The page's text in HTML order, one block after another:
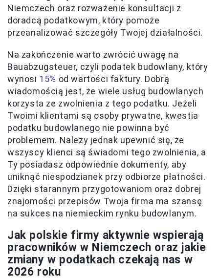
Niemczech oraz rozważenie konsultacji z
doradcą podatkowym, który pomoże
przeanalizować szczegóły Twojej działalności.
Na zakończenie warto zwrócić uwagę na
Bauabzugsteuer, czyli podatek budowlany, który
wynosi 15% od wartości faktury. Dobrą
wiadomością jest, że wiele usług budowlanych
korzysta ze zwolnienia z tego podatku. Jeżeli
Twoimi klientami są osoby prywatne, kwestia
podatku budowlanego nie powinna być
problemem. Należy jednak upewnić się, że
wszyscy klienci są świadomi tego zwolnienia, a
Ty posiadasz odpowiednie dokumenty, aby
uniknąć niespodzianek przy odbiorze płatności.
Dzięki starannym przygotowaniom oraz dobrej
znajomości przepisów Twoja firma ma szansę
na sukces na niemieckim rynku budowlanym.
Jak polskie firmy aktywnie wspierają
pracowników w Niemczech oraz jakie
zmiany w podatkach czekają nas w
2026 roku